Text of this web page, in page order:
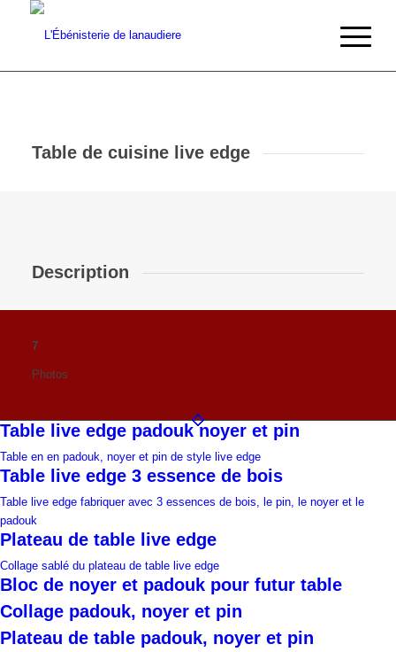
Table de cuisine live edge
Description
7
Photos
Table live edge padouk noyer et pin
Table en en padouk, noyer et pin de style live edge
Table live edge 3 essence de bois
Table live edge fabriquer avec 3 essences de bois, le pin, le noyer et le
padouk
Plateau de table live edge
Collage sablé du plateau de table live edge
Bloc de noyer et padouk pour futur table
Collage padouk, noyer et pin
Plateau de table padouk, noyer et pin